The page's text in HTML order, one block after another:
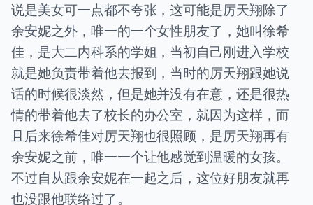
说是美女可一点都不夸张，这可能是厉天翔除了
余安妮之外，唯一的一个女性朋友了，她叫徐希
佳，是大二内科系的学姐，当初自己刚进入学校
就是她负责带着他去报到，当时的厉天翔跟她说
话的时候很淡然，但是她并没有在意，还是很热
情的带着他去了校长的办公室，就因为这样，而
且后来徐希佳对厉天翔也很照顾，是厉天翔再有
余安妮之前，唯一一个让他感觉到温暖的女孩。
不过自从跟余安妮在一起之后，这位好朋友就再
也没跟他联络过了。